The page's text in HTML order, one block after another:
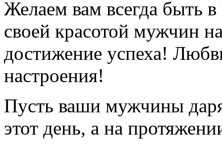
Желаем вам всегда быть
своей красотой мужчин
достижение успеха!
настроения!
Пусть ваши мужчины
этот день, а на